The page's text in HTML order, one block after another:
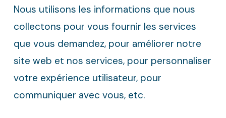
Nous utilisons les informations que nous
collectons pour vous fournir les services
que vous demandez, pour améliorer notre
site web et nos services, pour personnaliser
votre expérience utilisateur, pour
communiquer avec vous, etc.